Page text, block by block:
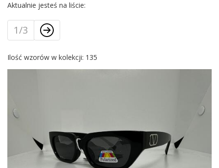
Aktualnie jesteś na liście:
1/3
Ilość wzorów w kolekcji: 135